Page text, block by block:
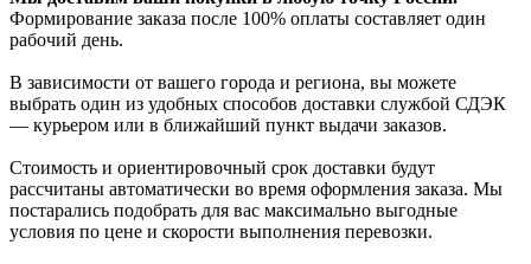
Формирование заказа после 100% оплаты составляет один
рабочий день.
В зависимости от вашего города и региона, вы можете
выбрать один из удобных способов доставки службой СДЭК
— курьером или в ближайший пункт выдачи заказов.
Стоимость и ориентировочный срок доставки будут
рассчитаны автоматически во время оформления заказа. Мы
постарались подобрать для вас максимально выгодные
условия по цене и скорости выполнения перевозки.